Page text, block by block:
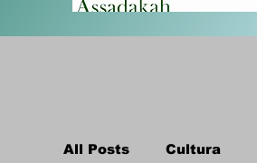
All Posts Cultura